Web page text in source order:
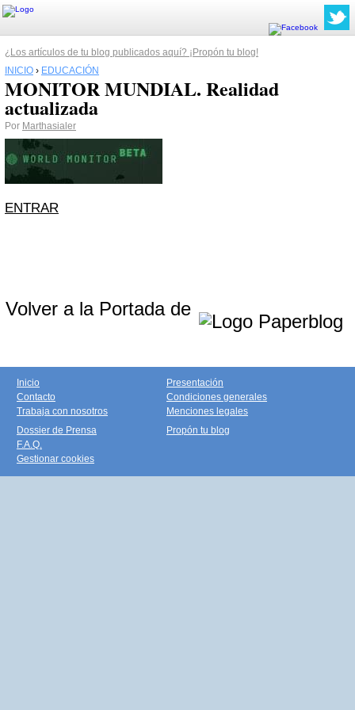
¿Los artículos de tu blog publicados aquí? ¡Propón tu blog!
INICIO › EDUCACIÓN
MONITOR MUNDIAL. Realidad
actualizada
Por Marthasialer
ENTRAR
Volver a la Portada de
Inicio
Contacto
Trabaja con nosotros
Presentación
Condiciones generales
Menciones legales
Dossier de Prensa
F.A.Q.
Gestionar cookies
Propón tu blog